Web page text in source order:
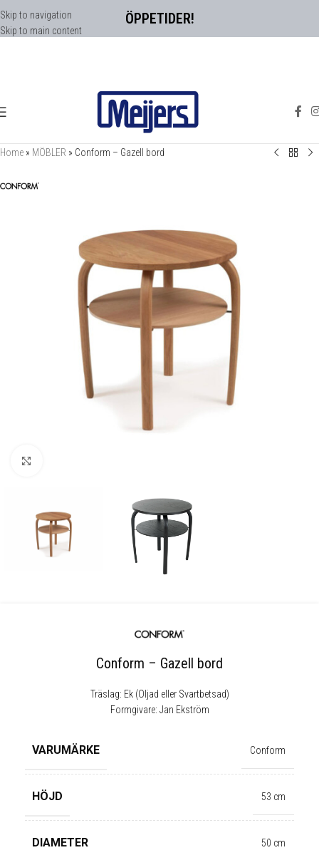
ÖPPETIDER!
Skip to navigation
Skip to main content
Home » MÖBLER » Conform – Gazell bord
Conform – Gazell bord
Träslag: Ek (Oljad eller Svartbetsad)
Formgivare: Jan Ekström
VARUMÄRKE Conform
HÖJD 53 cm
DIAMETER 50 cm